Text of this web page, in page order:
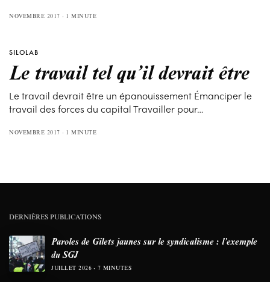
NOVEMBRE 2017 1 MINUTE
SILOLAB
Le travail tel qu’il devrait être
Le travail devrait être un épanouissement Émanciper le
travail des forces du capital Travailler pour…
NOVEMBRE 2017 1 MINUTE
DERNIÈRES PUBLICATIONS
Paroles de Gilets jaunes sur le syndicalisme : l’exemple
du SGJ
JUILLET 2026 7 MINUTES